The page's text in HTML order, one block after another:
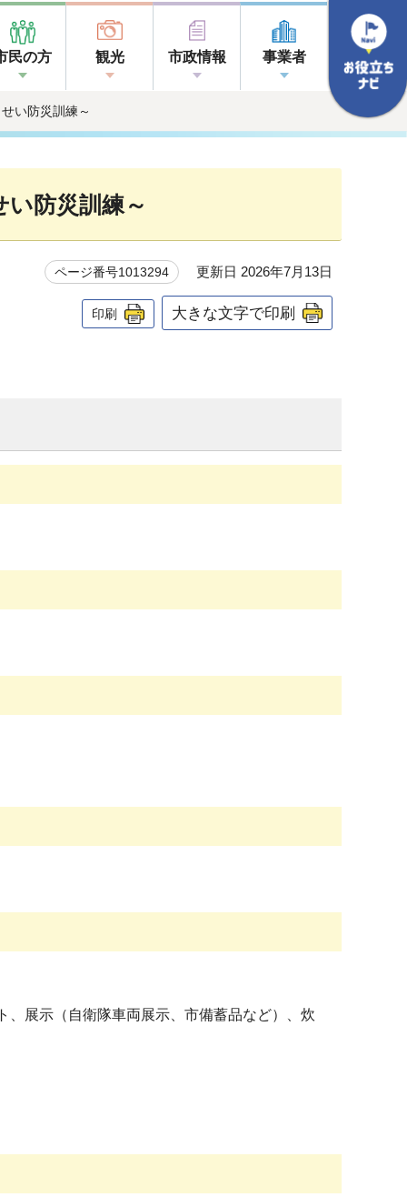
民の方 観光 市政情報 事業者
い防災訓練～
防災訓練～
ページ番号1013294 更新日 2026年7月13日
印刷 大きな文字で印刷
展示（自衛隊車両展示、市備蓄品など）、炊